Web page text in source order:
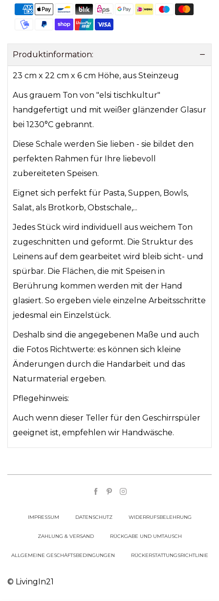
Produktinformation:
23 cm x 22 cm x 6 cm Höhe, aus Steinzeug
Aus grauem Ton von "elsi tischkultur"
handgefertigt und mit weißer glänzender Glasur
bei 1230°C gebrannt.
Diese Schale werden Sie lieben - sie bildet den
perfekten Rahmen für Ihre liebevoll
zubereiteten Speisen.
Eignet sich perfekt für Pasta, Suppen, Bowls,
Salat, als Brotkorb, Obstschale,...
Jedes Stück wird individuell aus weichem Ton
zugeschnitten und geformt. Die Struktur des
Leinens auf dem gearbeitet wird bleib sicht- und
spürbar. Die Flächen, die mit Speisen in
Berührung kommen werden mit der Hand
glasiert. So ergeben viele einzelne Arbeitsschritte
jedesmal ein Einzelstück.
Deshalb sind die angegebenen Maße und auch
die Fotos Richtwerte: es können sich kleine
Änderungen durch die Handarbeit und das
Naturmaterial ergeben.
Pflegehinweis:
Auch wenn dieser Teller für den Geschirrspüler
geeignet ist, empfehlen wir Handwäsche.
IMPRESSUM DATENSCHUTZ WIDERRUFSBELEHRUNG
ZAHLUNG & VERSAND RÜCKGABE UND UMTAUSCH
ALLGEMEINE GESCHÄFTSBEDINGUNGEN RÜCKERSTATTUNGSRICHTLINIE
© LivingIn21